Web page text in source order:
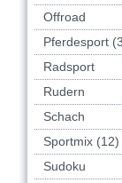
Offroad
Pferdesport
Radsport
Rudern
Schach
Sportmix (12)
Sudoku